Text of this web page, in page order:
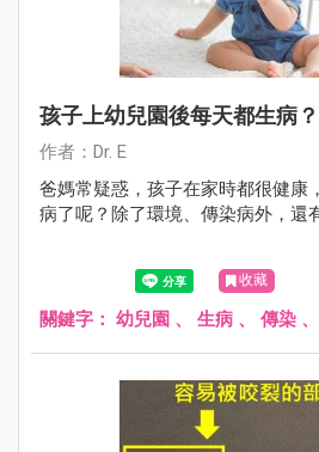
孩子上幼兒園後每天都生病
作者：Dr. E
爸媽常疑惑，孩子在家時都很健康
病了呢？除了環境、傳染病外，還
收藏
關鍵字： 幼兒園 、 生病 、 傳染 、